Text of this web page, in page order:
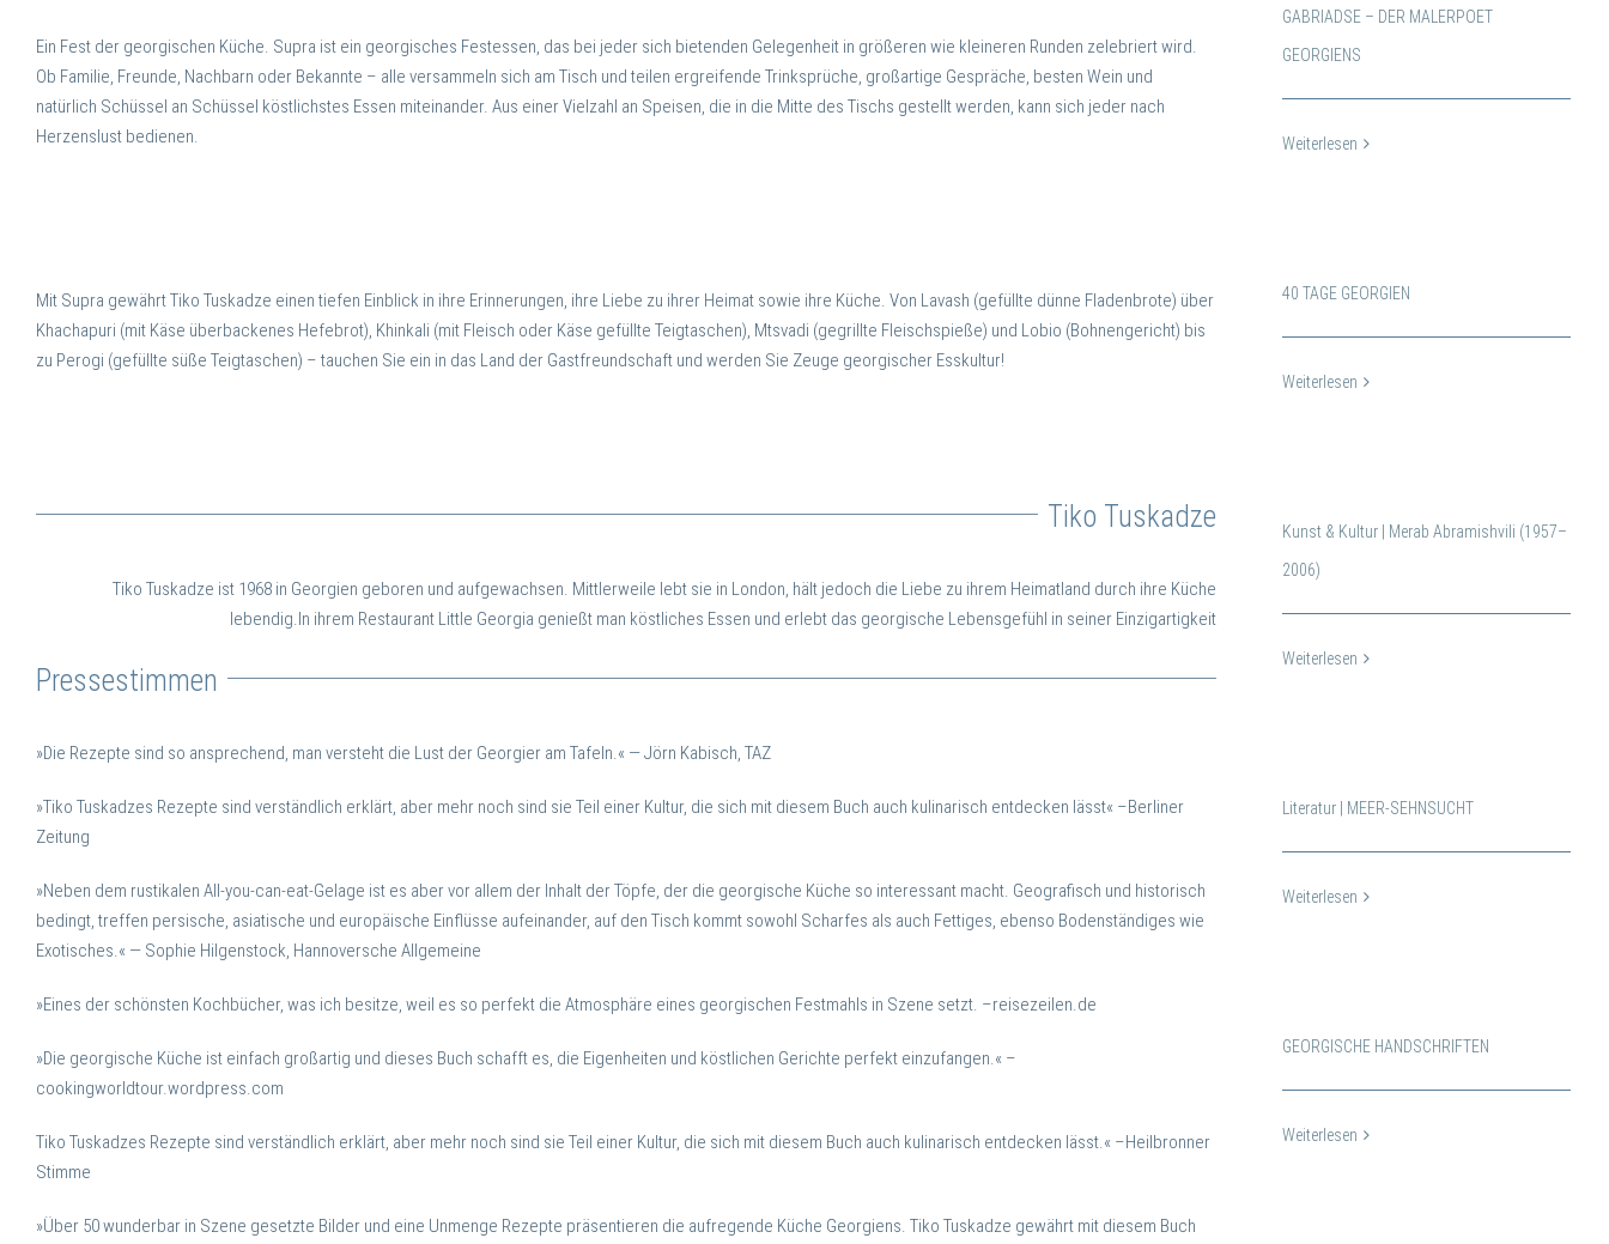
Ein Fest der georgischen Küche. Supra ist ein georgisches Festessen, das bei jeder sich bietenden Gelegenheit in größeren wie kleineren Runden zelebriert wird.
Ob Familie, Freunde, Nachbarn oder Bekannte – alle versammeln sich am Tisch und teilen ergreifende Trinksprüche, großartige Gespräche, besten Wein und
natürlich Schüssel an Schüssel köstlichstes Essen miteinander. Aus einer Vielzahl an Speisen, die in die Mitte des Tischs gestellt werden, kann sich jeder nach
Herzenslust bedienen.
Mit Supra gewährt Tiko Tuskadze einen tiefen Einblick in ihre Erinnerungen, ihre Liebe zu ihrer Heimat sowie ihre Küche. Von Lavash (gefüllte dünne Fladenbrote) über
Khachapuri (mit Käse überbackenes Hefebrot), Khinkali (mit Fleisch oder Käse gefüllte Teigtaschen), Mtsvadi (gegrillte Fleischspieße) und Lobio (Bohnengericht) bis
zu Perogi (gefüllte süße Teigtaschen) – tauchen Sie ein in das Land der Gastfreundschaft und werden Sie Zeuge georgischer Esskultur!
Tiko Tuskadze
Tiko Tuskadze ist 1968 in Georgien geboren und aufgewachsen. Mittlerweile lebt sie in London, hält jedoch die Liebe zu ihrem Heimatland durch ihre Küche
lebendig. In ihrem Restaurant Little Georgia genießt man köstliches Essen und erlebt das georgische Lebensgefühl in seiner Einzigartigkeit
Pressestimmen
»Die Rezepte sind so ansprechend, man versteht die Lust der Georgier am Tafeln.« — Jörn Kabisch, TAZ
»Tiko Tuskadzes Rezepte sind verständlich erklärt, aber mehr noch sind sie Teil einer Kultur, die sich mit diesem Buch auch kulinarisch entdecken lässt« –Berliner
Zeitung
»Neben dem rustikalen All-you-can-eat-Gelage ist es aber vor allem der Inhalt der Töpfe, der die georgische Küche so interessant macht. Geografisch und historisch
bedingt, treffen persische, asiatische und europäische Einflüsse aufeinander, auf den Tisch kommt sowohl Scharfes als auch Fettiges, ebenso Bodenständiges wie
Exotisches.« — Sophie Hilgenstock, Hannoversche Allgemeine
»Eines der schönsten Kochbücher, was ich besitze, weil es so perfekt die Atmosphäre eines georgischen Festmahls in Szene setzt. –reisezeilen.de
»Die georgische Küche ist einfach großartig und dieses Buch schafft es, die Eigenheiten und köstlichen Gerichte perfekt einzufangen.« –
cookingworldtour.wordpress.com
Tiko Tuskadzes Rezepte sind verständlich erklärt, aber mehr noch sind sie Teil einer Kultur, die sich mit diesem Buch auch kulinarisch entdecken lässt.« –Heilbronner
Stimme
»Über 50 wunderbar in Szene gesetzte Bilder und eine Unmenge Rezepte präsentieren die aufregende Küche Georgiens. Tiko Tuskadze gewährt mit diesem Buch
GABRIADSE – DER MALERPOET
GEORGIENS
Weiterlesen
40 TAGE GEORGIEN
Weiterlesen
Kunst & Kultur | Merab Abramishvili (1957–
2006)
Weiterlesen
Literatur | MEER-SEHNSUCHT
Weiterlesen
GEORGISCHE HANDSCHRIFTEN
Weiterlesen